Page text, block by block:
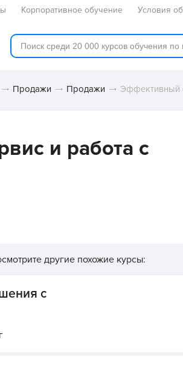
Корпоративное обучение Условия
Продажи Продажи Эффективный
и работа с
другие похожие курсы:
с